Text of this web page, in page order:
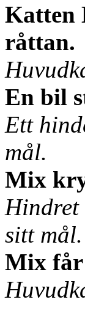
Katten
råttan.
En bil
Ett
mål.
Mix
Hindret
sitt mål.
Mix får